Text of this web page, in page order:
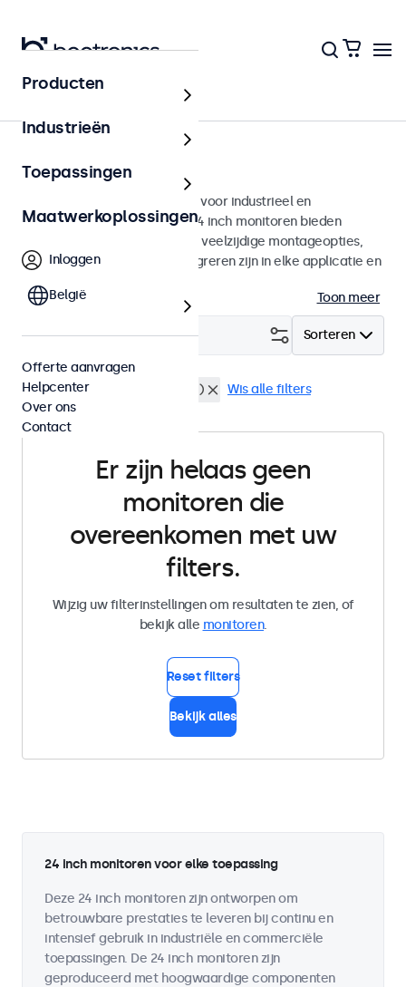
Monitoren
24 inch monitoren
24 inch monitoren ontworpen voor industrieel en
commercieel gebruik. Deze 24 inch monitoren bieden
diverse videoaansluitingen en veelzijdige montageopties,
waarmee ze naadloos te integreren zijn in elke applicatie en
Toon meer
Sorteren
Filter (0)
24 inch monitoren BNC (SDI) Wis alle filters
Er zijn helaas geen
monitoren die
overeenkomen met uw
filters.
Wijzig uw filterinstellingen om resultaten te zien, of
bekijk alle monitoren.
Reset filters
Bekijk alles
24 inch monitoren voor elke toepassing
Deze 24 inch monitoren zijn ontworpen om
betrouwbare prestaties te leveren bij continu en
intensief gebruik in industriële en commerciële
toepassingen. De 24 inch monitoren zijn
geproduceerd met hoogwaardige componenten
Producten
Industrieën
Toepassingen
Maatwerkoplossingen
Inloggen
België
Offerte aanvragen
Helpcenter
Over ons
Contact